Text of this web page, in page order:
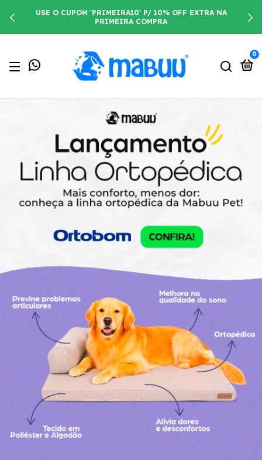
USE O CUPOM 'PRIMEIRA10' P/ 10% OFF EXTRA NA
PRIMEIRA COMPRA
0